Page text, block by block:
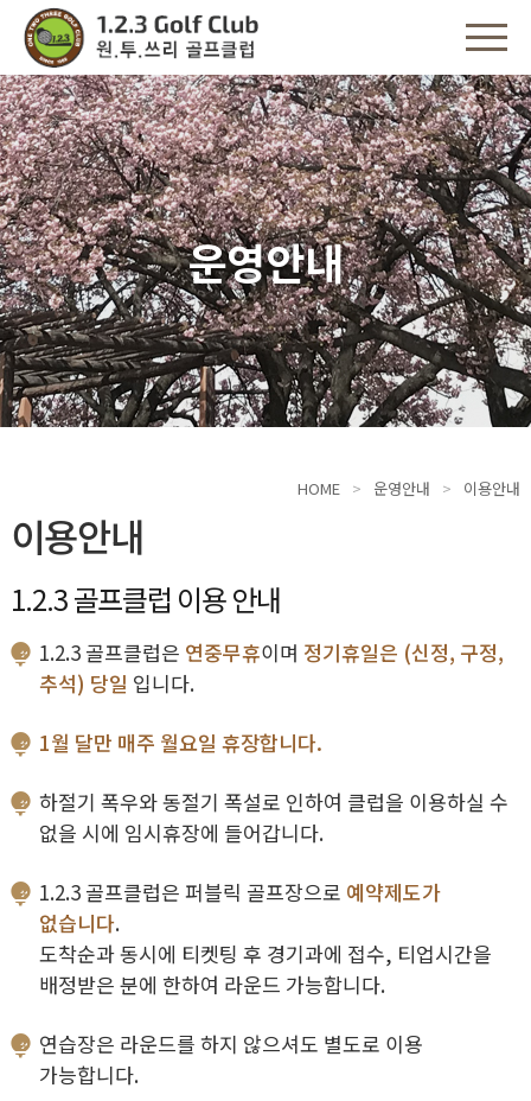
운영안내
HOME 운영안내 이용안내
이용안내
1.2.3 골프클럽 이용 안내
1.2.3 골프클럽은 연중무휴이며 정기휴일은 (신정, 구정,
추석) 당일 입니다.
1월 달만 매주 월요일 휴장합니다.
하절기 폭우와 동절기 폭설로 인하여 클럽을 이용하실 수
없을 시에 임시휴장에 들어갑니다.
1.2.3 골프클럽은 퍼블릭 골프장으로 예약제도가
없습니다.
도착순과 동시에 티켓팅 후 경기과에 접수, 티업시간을
배정받은 분에 한하여 라운드 가능합니다.
연습장은 라운드를 하지 않으셔도 별도로 이용
가능합니다.